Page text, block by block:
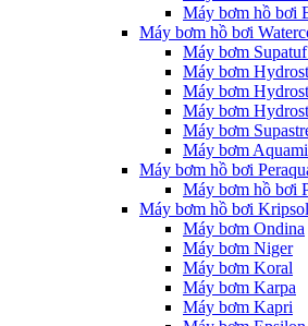
Máy bơm hồ bơi
Máy bơm hồ bơi
Máy bơm
Máy bơm
Máy bơm
Máy bơm
Máy bơm
Máy bơm
Máy bơm hồ bơi
Máy bơm hồ bơi
Máy bơm hồ bơi Kripsol
Máy bơm Ondina
Máy bơm Niger
Máy bơm Koral
Máy bơm Karpa
Máy bơm Kapri